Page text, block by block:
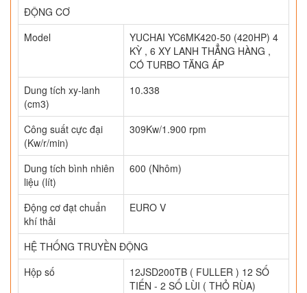
ĐỘNG CƠ
Model
YUCHAI YC6MK420-50 (420HP) 4
KỲ , 6 XY LANH THẲNG HÀNG ,
CÓ TURBO TĂNG ÁP
Dung tích xy-lanh
(cm3)
10.338
Công suất cực đại
(Kw/r/min)
309Kw/1.900 rpm
Dung tích bình nhiên
liệu (lít)
600 (Nhôm)
Động cơ đạt chuẩn
khí thải
EURO V
HỆ THỐNG TRUYỀN ĐỘNG
Hộp số
12JSD200TB ( FULLER ) 12 SỐ
TIẾN - 2 SỐ LÙI ( THỎ RÙA)